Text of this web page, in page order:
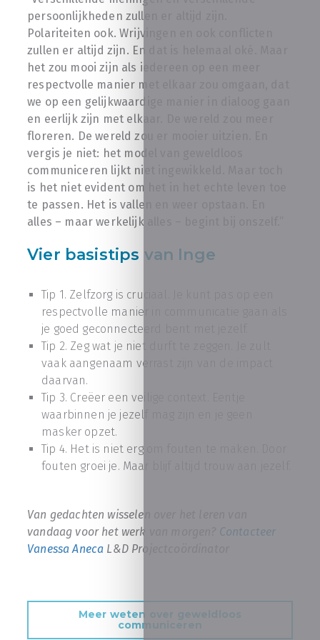
persoonlijkheden zullen er altijd zijn.
Polariteiten ook. Wrijvingen en ook conflicten
zullen er altijd zijn. En dat is helemaal oké. Maar
het zou mooi zijn als iedereen op een meer
respectvolle manier met elkaar zou omgaan, dat
we op een gelijkwaardige manier in dialoog gaan
en eerlijk zijn met elkaar. De wereld zou meer
floreren. De wereld zou er mooier uitzien. En
vergis je niet: het model van geweldloos
communiceren lijkt niet ingewikkeld. Maar toch
is het niet evident om het in het echte leven toe
te passen. Het is vallen en weer opstaan. En
alles – maar werkelijk alles – begint bij onszelf.”
Vier basistips van Inge
Tip 1. Zelfzorg is cruciaal. Je kunt pas op een
respectvolle manier in communicatie gaan als
je goed geconnecteerd bent met jezelf.
Tip 2. Zeg wat je niet durft te zeggen. Je zult
vaak aangenaam verrast zijn van de impact
daarvan.
Tip 3. Creëer een veilige context. Eentje
waarbinnen je jezelf mag zijn en je geen
masker opzet.
Tip 4. Het is niet erg om fouten te maken. Door
fouten groei je. Maar blijf altijd trouw aan jezelf.
Van gedachten wisselen over het leren van
vandaag voor het werk van morgen? Contacteer
Vanessa Aneca L&D Projectcoördinator
Meer weten over geweldloos
communiceren